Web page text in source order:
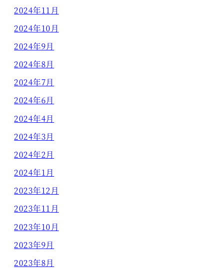
2024年11月
2024年10月
2024年9月
2024年8月
2024年7月
2024年6月
2024年4月
2024年3月
2024年2月
2024年1月
2023年12月
2023年11月
2023年10月
2023年9月
2023年8月